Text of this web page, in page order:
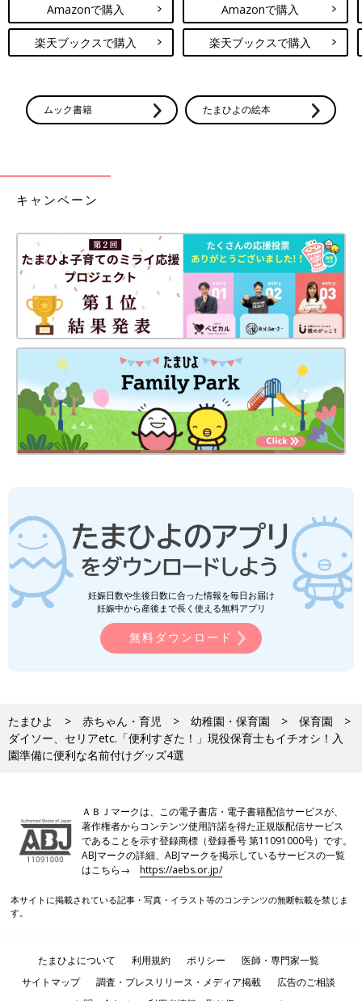
Amazonで購入
楽天ブックスで購入
Amazonで購入
楽天ブックスで購入
ムック書籍 たまひよの絵本
キャンペーン
妊娠日数や生後日数に合った情報を毎日お届け
妊娠中から産後まで長く使える無料アプリ
無料ダウンロード
たまひよ 赤ちゃん・育児 幼稚園・保育園
保育園
ダイソー、セリアetc.「便利すぎた！」現役保育士もイチオシ！入
園準備に便利な名前付けグッズ4選
ＡＢＪマークは、この電子書店・電子書籍配信サービスが、
著作権者からコンテンツ使用許諾を得た正規版配信サービス
であることを示す登録商標（登録番号 第11091000号）です。
ABJマークの詳細、ABJマークを掲示しているサービスの一覧
はこちら→https://aebs.or.jp/
本サイトに掲載されている記事・写真・イラスト等のコンテンツの無断転載を禁じま
す。
たまひよについて 利用規約 ポリシー
医師・専門家一覧
サイトマップ
調査・プレスリリース・メディア掲載
広告のご相談